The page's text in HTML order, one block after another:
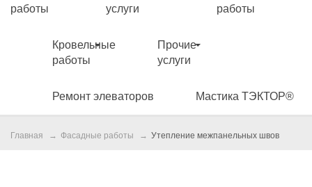
работы
услуги
работы
Кровельные
работы
Прочие
услуги
Ремонт элеваторов Мастика ТЭКТОР®
Главная Фасадные работы Утепление межпанельных швов